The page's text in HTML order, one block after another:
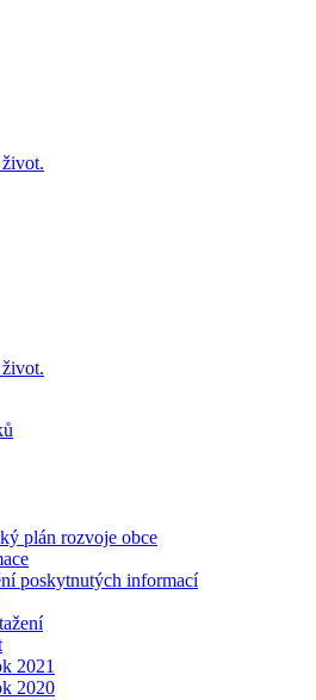
plán rozvoje obce
poskytnutých informací
2021
2020